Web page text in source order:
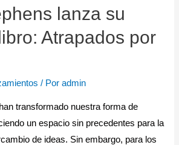
lanza su
Atrapados por
/ Poradmin
transformado nuestra forma de
un espacio sin precedentes para la
de ideas. Sin embargo, para los